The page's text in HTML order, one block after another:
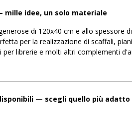
idee, un solo materiale
di 120x40 cm e allo spessore
per la realizzazione di scaffali, piani
per librerie e molti altri complementi
— scegli quello più adatto